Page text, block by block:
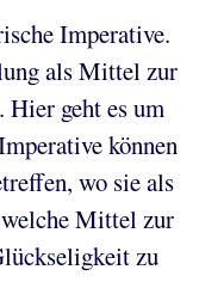
Imperative.
als Mittel zur
geht es um
können
wo sie als
Mittel zur
zu